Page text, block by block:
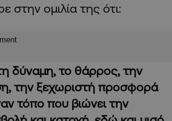
στην ομιλία της ότι:
δύναμη, το θάρρος, την
την ξεχωριστή προσφορά
τόπο που βιώνει την